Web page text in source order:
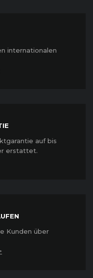
internationalen
auf bis
erstattet.
Kunden über